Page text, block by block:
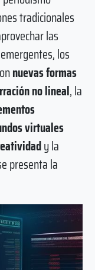
tradicionales
las
los
nuevas formas
no lineal, la
virtuales
y la
presenta la